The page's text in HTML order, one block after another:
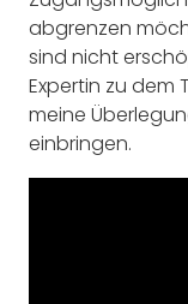
abgrenzen
sind nicht
Expertin zu dem
meine
einbringen.